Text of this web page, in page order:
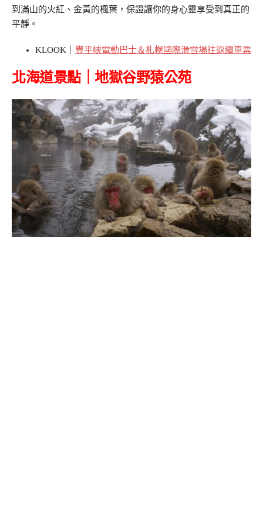
到滿山的火紅、金黃的楓葉，保證讓你的身心靈享受到真正的
平靜。
KLOOK｜ 豐平峽電動巴士＆札幌國際滑雪場往返纜車票
北海道景點｜ 地獄谷野猿公苑